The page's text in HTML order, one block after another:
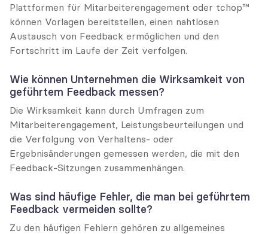
Plattformen für Mitarbeiterengagement oder tchop™
können Vorlagen bereitstellen, einen nahtlosen
Austausch von Feedback ermöglichen und den
Fortschritt im Laufe der Zeit verfolgen.
Wie können Unternehmen die Wirksamkeit von
geführtem Feedback messen?
Die Wirksamkeit kann durch Umfragen zum
Mitarbeiterengagement, Leistungsbeurteilungen und
die Verfolgung von Verhaltens- oder
Ergebnisänderungen gemessen werden, die mit den
Feedback-Sitzungen zusammenhängen.
Was sind häufige Fehler, die man bei geführtem
Feedback vermeiden sollte?
Zu den häufigen Fehlern gehören zu allgemeines